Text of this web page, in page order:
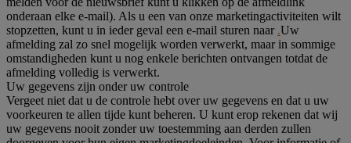
onderaan elke e-mail). Als u een van onze marketingactiviteiten wilt
stopzetten, kunt u in ieder geval een e-mail sturen naar .Uw
afmelding zal zo snel mogelijk worden verwerkt, maar in sommige
omstandigheden kunt u nog enkele berichten ontvangen totdat de
afmelding volledig is verwerkt.
Uw gegevens zijn onder uw controle
Vergeet niet dat u de controle hebt over uw gegevens en dat u uw
voorkeuren te allen tijde kunt beheren. U kunt erop rekenen dat wij
uw gegevens nooit zonder uw toestemming aan derden zullen